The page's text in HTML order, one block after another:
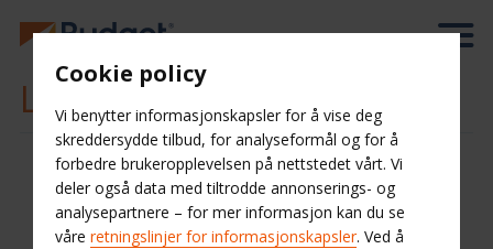
Leiebil New Zealand
Cookie policy
Vi benytter informasjonskapsler for å vise deg
skreddersydde tilbud, for analyseformål og for å
forbedre brukeropplevelsen på nettstedet vårt. Vi
deler også data med tiltrodde annonserings- og
analysepartnere – for mer informasjon kan du se
våre retningslinjer for informasjonskapsler. Ved å